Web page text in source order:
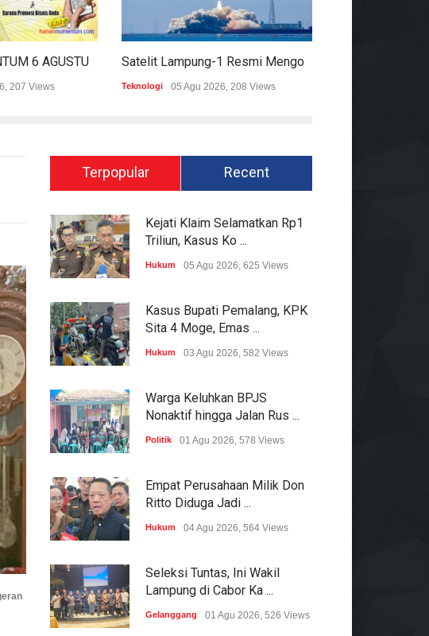
207 Views Teknologi 05 Agu 2026, 208 Views
Terpopular Recent
Kejati Klaim Selamatkan Rp1
Triliun, Kasus Ko ...
Hukum 05 Agu 2026, 625 Views
Kasus Bupati Pemalang, KPK
Sita 4 Moge, Emas ...
Hukum 03 Agu 2026, 582 Views
Warga Keluhkan BPJS
Nonaktif hingga Jalan Rus ...
Politik 01 Agu 2026, 578 Views
Empat Perusahaan Milik Don
Ritto Diduga Jadi ...
Hukum 04 Agu 2026, 564 Views
Seleksi Tuntas, Ini Wakil
Lampung di Cabor Ka ...
Gelanggang 01 Agu 2026, 526 Views